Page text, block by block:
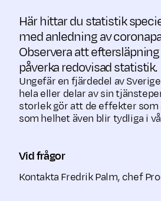
Här hittar du statistik
med anledning av
Observera att
påverka redovisad statistik.
Ungefär en fjärdedel av
hela eller delar av sin
storlek gör att de effekter
som helhet även blir tydliga i
Vid frågor
Kontakta Fredrik Palm, chef